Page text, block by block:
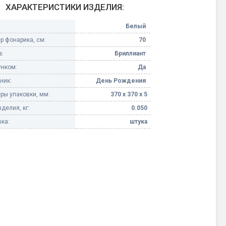
Небесные фонарики
Оборудование для
спецэффектов
Елочные гирлянды
ХАРАКТЕРИСТИКИ ИЗДЕЛИЯ:
Белый
фонарика, см:
70
Бриллиант
Да
День Рождения
упаковки, мм:
370 х 370 х 5
кг:
0.050
штука